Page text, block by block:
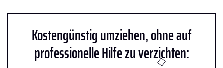
Kostengünstig umziehen, ohne auf
professionelle Hilfe zu verzichten: